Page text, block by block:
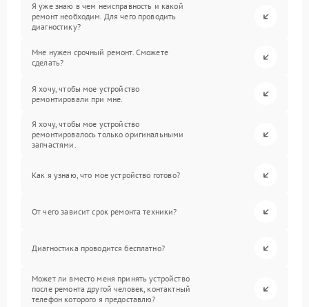
Я уже знаю в чем неисправность и какой
ремонт необходим. Для чего проводить
диагностику?
Мне нужен срочный ремонт. Сможете
сделать?
Я хочу, чтобы мое устройство
ремонтировали при мне.
Я хочу, чтобы мое устройство
ремонтировалось только оригинальными
запчастями.
Как я узнаю, что мое устройство готово?
От чего зависит срок ремонта техники?
Диагностика проводится бесплатно?
Может ли вместо меня принять устройство
после ремонта другой человек, контактный
телефон которого я предоставлю?